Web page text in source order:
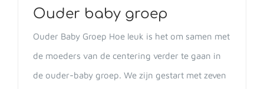
Ouder baby groep
Ouder Baby Groep Hoe leuk is het om samen met
de moeders van de centering verder te gaan in
de ouder-baby groep. We zijn gestart met zeven